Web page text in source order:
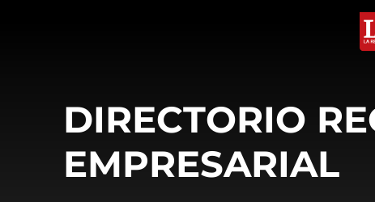
DIRECTORIO
EMPRESARIAL